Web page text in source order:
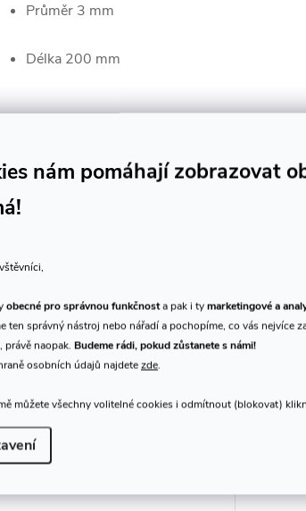
nám pomáhají zobrazovat
obecné pro správnou funkčnosta pak i tymarketingové a
ten správný nástroj nebo nářadí a pochopíme, co vás nejvíce
právě naopak. Budeme rádi, pokud zůstanete s námi!
osobních údajů najdetezde.
můžete všechny volitelné cookies i odmítnout (blokovat)
Průměr 3 mm
Délka 200 mm
K tomuto
Výprodej
–15 %